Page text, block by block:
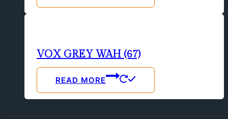
VOX GREY WAH (67)
READ MORE